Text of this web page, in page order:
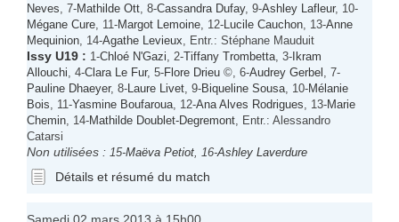
Neves , 7-Mathilde Ott , 8-Cassandra Dufay, 9-Ashley Lafleur, 10-
Mégane Cure , 11-Margot Lemoine , 12- Lucile Cauchon , 13-Anne
Mequinion , 14-Agathe Levieux , Entr.: Stéphane Mauduit
Issy U19 : 1-Chloé N'Gazi , 2-Tiffany Trombetta , 3- Ikram
Allouchi , 4-Clara Le Fur, 5-Flore Drieu ©, 6-Audrey Gerbel
, 7-
Pauline Dhaeyer, 8- Laure Livet , 9-Biqueline Sousa , 10-Mélanie
Bois , 11-Yasmine Boufaroua , 12-Ana Alves Rodrigues , 13-Marie
Chemin , 14-Mathilde Doublet-Degremont , Entr.: Alessandro
Catarsi
Non utilisées : 15-Maëva Petiot , 16-Ashley Laverdure
Détails et résumé du match